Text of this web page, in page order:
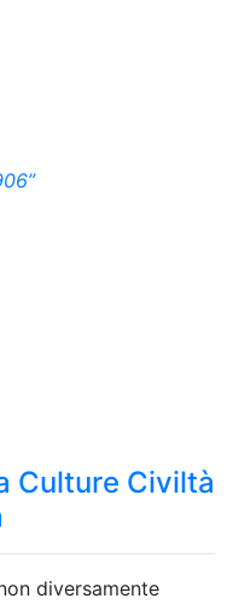
Culture Civiltà
diversamente